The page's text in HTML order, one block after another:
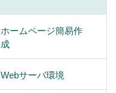
ホームページ簡易作
成
Webサーバ環境